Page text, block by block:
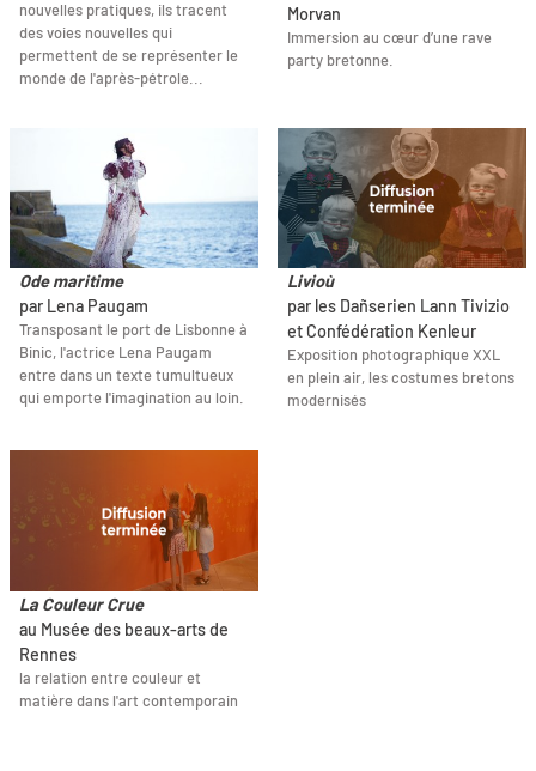
nouvelles pratiques, ils tracent
des voies nouvelles qui
permettent de se représenter le
monde de l'après-pétrole...
Morvan
Immersion au cœur d’une rave
party bretonne.
Ode maritime
par Lena Paugam
Transposant le port de Lisbonne à
Binic, l'actrice Lena Paugam
entre dans un texte tumultueux
qui emporte l'imagination au loin.
Livioù
par les Dañserien Lann Tivizio
et Confédération Kenleur
Exposition photographique XXL
en plein air, les costumes bretons
modernisés
La Couleur Crue
au Musée des beaux-arts de
Rennes
la relation entre couleur et
matière dans l'art contemporain